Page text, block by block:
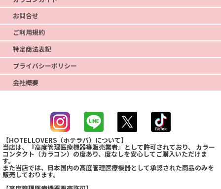
お問合せ
ご利用規約
特定商法表記
プライバシーポリシー
会社概要
【HOTELLOVERS（ホテラバ）について】
当店は、『高度管理医療機器等販売業者』として許可されており、 カラー
コンタクト（カラコン）の度あり、度なしを安心してご購入いただけま
す。
また当店では、日本国内の高度管理医療機器として承認された商品のみを
販売しております。